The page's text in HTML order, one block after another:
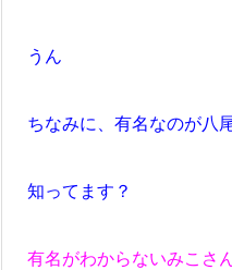
うん
ちなみに、有名なのが八
知ってます？
有名がわからないみこさ